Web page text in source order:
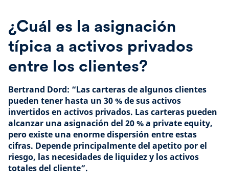
¿Cuál es la asignación
típica a activos privados
entre los clientes?
Bertrand Dord: “Las carteras de algunos clientes
pueden tener hasta un 30 % de sus activos
invertidos en activos privados. Las carteras pueden
alcanzar una asignación del 20 % a private equity,
pero existe una enorme dispersión entre estas
cifras. Depende principalmente del apetito por el
riesgo, las necesidades de liquidez y los activos
totales del cliente”.